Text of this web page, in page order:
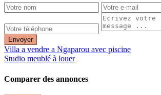
Envoyer
Villa a vendre a Ngaparou avec piscine
Studio meublé à louer
Comparer des annonces